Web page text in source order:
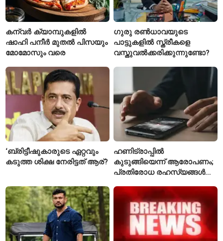
കന്വർ ക്യാമ്പുകളിൽ
ഷാഹി പനീർ മുതൽ പിസയും
മോമോസും വരെ
ഗുരു രൺധാവയുടെ
പാട്ടുകളിൽ സ്ത്രീകളെ
വസ്തുവൽക്കരിക്കുന്നുണ്ടോ?
‘ബ്രിട്ടീഷുകാരുടെ ഏറ്റവും
കടുത്ത ശിക്ഷ നേരിട്ടത് ആര്?
ഹണിട്രാപ്പിൽ
കുടുങ്ങിയെന്ന് ആരോപണം;
പ്രതിരോധ രഹസ്യങ്ങൾ
വിങ് കമാൻഡർ അറസ്റ്റിൽ